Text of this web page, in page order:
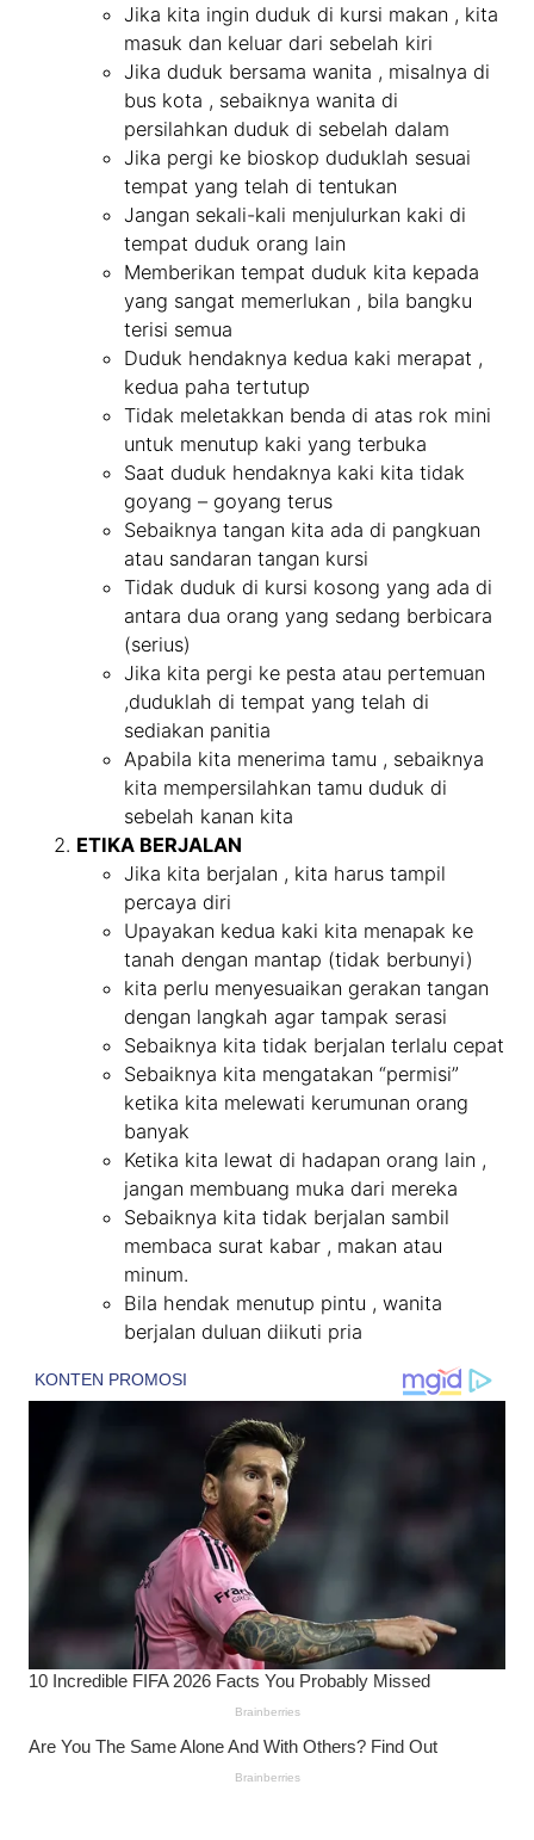
Jika kita ingin duduk di kursi makan , kita
masuk dan keluar dari sebelah kiri
Jika duduk bersama wanita , misalnya di
bus kota , sebaiknya wanita di
persilahkan duduk di sebelah dalam
Jika pergi ke bioskop duduklah sesuai
tempat yang telah di tentukan
Jangan sekali-kali menjulurkan kaki di
tempat duduk orang lain
Memberikan tempat duduk kita kepada
yang sangat memerlukan , bila bangku
terisi semua
Duduk hendaknya kedua kaki merapat ,
kedua paha tertutup
Tidak meletakkan benda di atas rok mini
untuk menutup kaki yang terbuka
Saat duduk hendaknya kaki kita tidak
goyang – goyang terus
Sebaiknya tangan kita ada di pangkuan
atau sandaran tangan kursi
Tidak duduk di kursi kosong yang ada di
antara dua orang yang sedang berbicara
(serius)
Jika kita pergi ke pesta atau pertemuan
,duduklah di tempat yang telah di
sediakan panitia
Apabila kita menerima tamu , sebaiknya
kita mempersilahkan tamu duduk di
sebelah kanan kita
ETIKA BERJALAN
Jika kita berjalan , kita harus tampil
percaya diri
Upayakan kedua kaki kita menapak ke
tanah dengan mantap (tidak berbunyi)
kita perlu menyesuaikan gerakan tangan
dengan langkah agar tampak serasi
Sebaiknya kita tidak berjalan terlalu cepat
Sebaiknya kita mengatakan “permisi”
ketika kita melewati kerumunan orang
banyak
Ketika kita lewat di hadapan orang lain ,
jangan membuang muka dari mereka
Sebaiknya kita tidak berjalan sambil
membaca surat kabar , makan atau
minum.
Bila hendak menutup pintu , wanita
berjalan duluan diikuti pria